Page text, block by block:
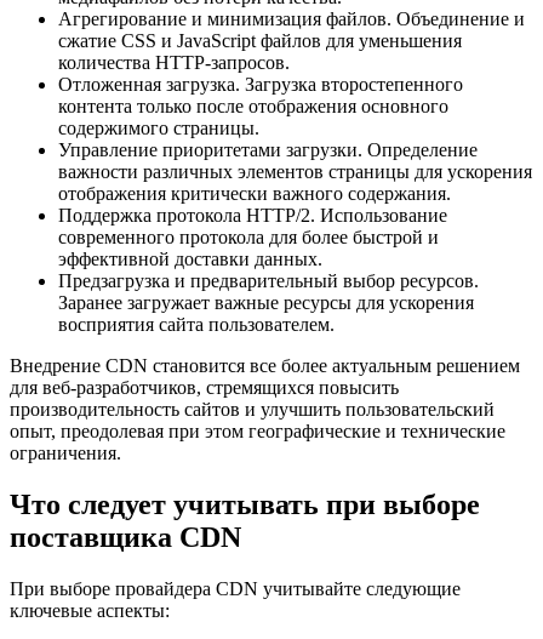
Агрегирование и минимизация файлов. Объединение и
сжатие CSS и JavaScript файлов для уменьшения
количества HTTP-запросов.
Отложенная загрузка. Загрузка второстепенного
контента только после отображения основного
содержимого страницы.
Управление приоритетами загрузки. Определение
важности различных элементов страницы для ускорения
отображения критически важного содержания.
Поддержка протокола HTTP/2. Использование
современного протокола для более быстрой и
эффективной доставки данных.
Предзагрузка и предварительный выбор ресурсов.
Заранее загружает важные ресурсы для ускорения
восприятия сайта пользователем.
Внедрение CDN становится все более актуальным решением
для веб-разработчиков, стремящихся повысить
производительность сайтов и улучшить пользовательский
опыт, преодолевая при этом географические и технические
ограничения.
Что следует учитывать при выборе
поставщика CDN
При выборе провайдера CDN учитывайте следующие
ключевые аспекты: